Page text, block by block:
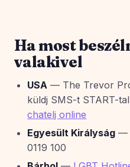
Ha most
valakivel
USA — The Trevor
küldj SMS-t START-
chatelj online
Egyesült Királyság —
0119 100